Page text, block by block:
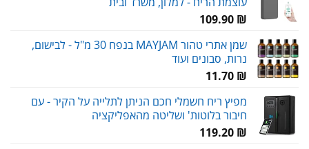
109.90 ₪
שמן אתרי טהור MAYJAM בנפח 30 מ"ל - לבישום,
נרות, סבונים ועוד
11.70 ₪
מפיץ ריח חשמלי חכם הניתן לתלייה על הקיר - עם
חיבור בלוטות' ושליטה מהאפליקציה
119.20 ₪